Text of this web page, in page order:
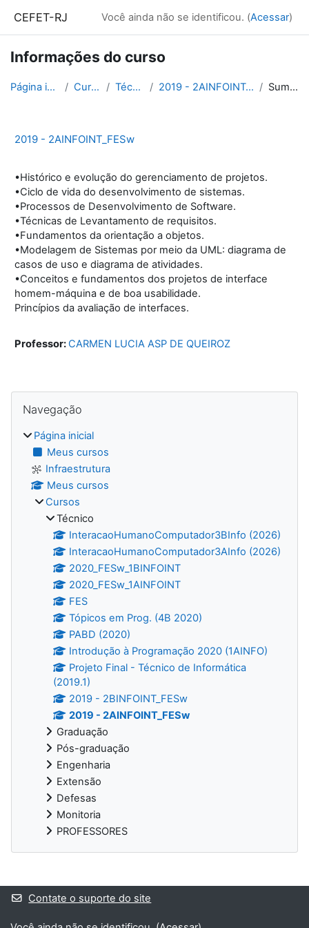
CEFET-RJ Você ainda não se identificou. (Acessar)
Informações do curso
Página inicial Cursos Técnico 2019 - 2AINFOINT_FESw Sumário
2019 - 2AINFOINT_FESw
•Histórico e evolução do gerenciamento de projetos.
•Ciclo de vida do desenvolvimento de sistemas.
•Processos de Desenvolvimento de Software.
•Técnicas de Levantamento de requisitos.
•Fundamentos da orientação a objetos.
•Modelagem de Sistemas por meio da UML: diagrama de
casos de uso e diagrama de atividades.
•Conceitos e fundamentos dos projetos de interface
homem-máquina e de boa usabilidade.
Princípios da avaliação de interfaces.
Professor:CARMEN LUCIA ASP DE QUEIROZ
Blocos
Navegação
Página inicial
Meus cursos
Infraestrutura
Meus cursos
Cursos
Técnico
InteracaoHumanoComputador3BInfo (2026)
InteracaoHumanoComputador3AInfo (2026)
2020_FESw_1BINFOINT
2020_FESw_1AINFOINT
FES
Tópicos em Prog. (4B 2020)
PABD (2020)
Introdução à Programação 2020 (1AINFO)
Projeto Final - Técnico de Informática
(2019.1)
2019 - 2BINFOINT_FESw
2019 - 2AINFOINT_FESw
Graduação
Pós-graduação
Engenharia
Extensão
Defesas
Monitoria
PROFESSORES
Blocos suplementares
Contate o suporte do site